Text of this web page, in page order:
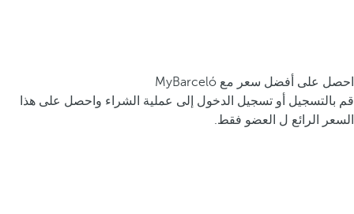
احصل على أفضل سعر مع MyBarceló
قم بالتسجيل أو تسجيل الدخول إلى عملية الشراء واحصل على هذا
السعر الرائع ل العضو فقط.